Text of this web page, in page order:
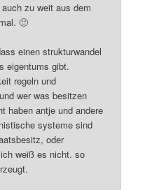
zu weit aus dem
🙂
einen strukturwandel
eigentums gibt.
regeln und
wer was besitzen
haben antje und andere
systeme sind
oder
weiß es nicht. so